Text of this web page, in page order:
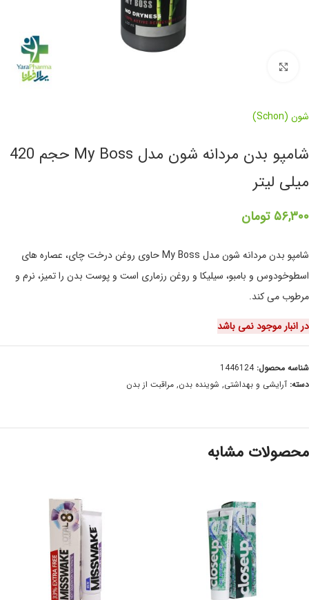
شون (Schon)
شامپو بدن مردانه شون مدل My Boss حجم 420
میلی لیتر
۵۶,۳۰۰ تومان
شامپو بدن مردانه شون مدل My Boss حاوی روغن درخت چای، عصاره های
اسطوخودوس و بامبو، سیلیکا و روغن رزماری است و پوست بدن را تمیز، نرم و
مرطوب می کند.
در انبار موجود نمی باشد
شناسه محصول:1446124
دسته: آرایشی و بهداشتی, شوینده بدن, مراقبت از بدن
محصولات مشابه